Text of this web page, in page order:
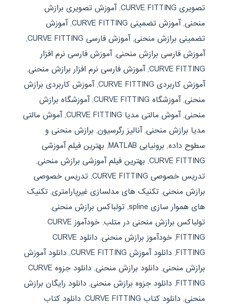
تصویری CURVE FITTING
,آموزش تصویری برازش
منحنی,آموزش تضمینی CURVE FITTING ,آموزش
تضمینی برازش منحنی,آموزش فارسی CURVE FITTING
,
آموزش فارسی برازش منحنی,آموزش فارسی نرم افزار
CURVE FITTING
,آموزش فارسی نرم افزار برازش منحنی,
آموزش کاربردی CURVE FITTING
,آموزش کاربردی برازش
منحنی,آموزشگاه CURVE FITTING ,آموزشگاه برازش
منحنی,آموش مالتی مدیا CURVE FITTING ,آموش مالتی
مدیا برازش منحنی,آنالیز رگرسیون, برازش منحنی و
سطوح داده, برونیابی MATLAB , بهترین فیلم آموزشی
CURVE FITTING
, بهترین فیلم آموزشی برازش منحنی,
تدریس خصوصی CURVE FITTING
, تدریس خصوصی
برازش منحنی, تکنیک های مدلسازی غیرپارامتری, تکنیک
های هموار سازی spline
, تولباکس برازش منحنی,
تولباکس برازش منحنی در متلب,
خودآموز CURVE
FITTING
, خودآموز برازش منحنی,
دانلود CURVE
FITTING
, دانلود آموزش CURVE FITTING , دانلود آموزش
برازش منحنی, دانلود برازش منحنی,
دانلود جزوه CURVE
FITTING
, دانلود جزوه برازش منحنی, دانلود رایگان برازش
منحنی, دانلود کتاب CURVE FITTING , دانلود کتاب